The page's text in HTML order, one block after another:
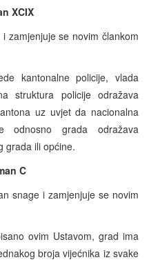
XCIX
zamjenjuje se novim člankom
kantonalne policije, vlada
struktura policije odražava
uz uvjet da nacionalna
odnosno grada odražava
grada ili općine.
C
snage i zamjenjuje se novim
ovim Ustavom, grad ima
broja vijećnika iz svake